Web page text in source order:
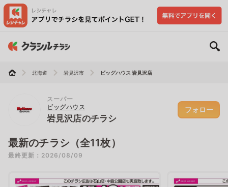
北海道 岩見沢市 ビッグハウス 岩見沢店
スーパー
ビッグハウス
岩見沢店のチラシ
フォロー
最新のチラシ（全11枚）
最終更新：2026/08/09